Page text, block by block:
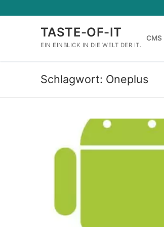
Inhalt
TASTE-OF-IT
EIN EINBLICK IN DIE WELT DER IT.
CMS
Schlagwort: Oneplus